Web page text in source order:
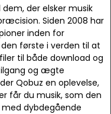
der elsker musik
Siden 2008 har
inden for
første i verden til at
til både download og
og ægte
Qobuz en oplevelse,
får du musik, som den
dybdegående